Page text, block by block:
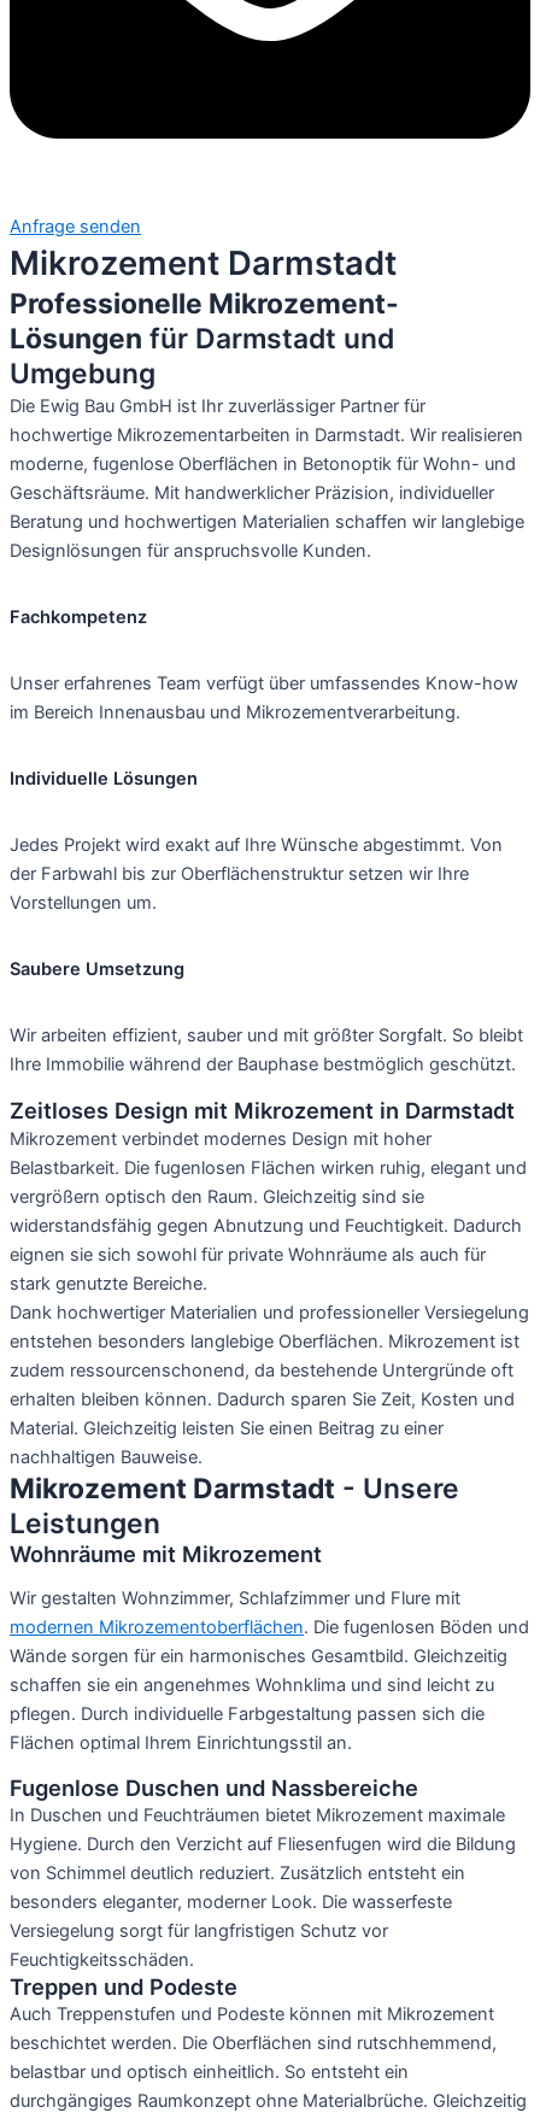
Anfrage senden
Mikrozement Darmstadt
Professionelle Mikrozement-
Lösungen für Darmstadt und
Umgebung
Die Ewig Bau GmbH ist Ihr zuverlässiger Partner für
hochwertige Mikrozementarbeiten in Darmstadt. Wir realisieren
moderne, fugenlose Oberflächen in Betonoptik für Wohn- und
Geschäftsräume. Mit handwerklicher Präzision, individueller
Beratung und hochwertigen Materialien schaffen wir langlebige
Designlösungen für anspruchsvolle Kunden.
Fachkompetenz
Unser erfahrenes Team verfügt über umfassendes Know-how
im Bereich Innenausbau und Mikrozementverarbeitung.
Individuelle Lösungen
Jedes Projekt wird exakt auf Ihre Wünsche abgestimmt. Von
der Farbwahl bis zur Oberflächenstruktur setzen wir Ihre
Vorstellungen um.
Saubere Umsetzung
Wir arbeiten effizient, sauber und mit größter Sorgfalt. So bleibt
Ihre Immobilie während der Bauphase bestmöglich geschützt.
Zeitloses Design mit Mikrozement in Darmstadt
Mikrozement verbindet modernes Design mit hoher
Belastbarkeit. Die fugenlosen Flächen wirken ruhig, elegant und
vergrößern optisch den Raum. Gleichzeitig sind sie
widerstandsfähig gegen Abnutzung und Feuchtigkeit. Dadurch
eignen sie sich sowohl für private Wohnräume als auch für
stark genutzte Bereiche.
Dank hochwertiger Materialien und professioneller Versiegelung
entstehen besonders langlebige Oberflächen. Mikrozement ist
zudem ressourcenschonend, da bestehende Untergründe oft
erhalten bleiben können. Dadurch sparen Sie Zeit, Kosten und
Material. Gleichzeitig leisten Sie einen Beitrag zu einer
nachhaltigen Bauweise.
Mikrozement Darmstadt - Unsere
Leistungen
Wohnräume mit Mikrozement
Wir gestalten Wohnzimmer, Schlafzimmer und Flure mit
modernen Mikrozementoberflächen. Die fugenlosen Böden und
Wände sorgen für ein harmonisches Gesamtbild. Gleichzeitig
schaffen sie ein angenehmes Wohnklima und sind leicht zu
pflegen. Durch individuelle Farbgestaltung passen sich die
Flächen optimal Ihrem Einrichtungsstil an.
Fugenlose Duschen und Nassbereiche
In Duschen und Feuchträumen bietet Mikrozement maximale
Hygiene. Durch den Verzicht auf Fliesenfugen wird die Bildung
von Schimmel deutlich reduziert. Zusätzlich entsteht ein
besonders eleganter, moderner Look. Die wasserfeste
Versiegelung sorgt für langfristigen Schutz vor
Feuchtigkeitsschäden.
Treppen und Podeste
Auch Treppenstufen und Podeste können mit Mikrozement
beschichtet werden. Die Oberflächen sind rutschhemmend,
belastbar und optisch einheitlich. So entsteht ein
durchgängiges Raumkonzept ohne Materialbrüche. Gleichzeitig